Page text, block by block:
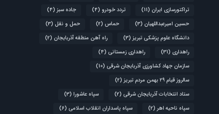
تراکتورسازی ایران (11) تردد خودرو (4) جاده سبز (4)
حسین امیرعبداللهیان (3) حماس (2) حمل و نقل (3)
دانشگاه علوم پزشکی تبریز (3) راه آهن منطقه آذربایجان (2)
راهداری (31) راهداری زمستانی (4)
سازمان جهاد کشاورزی آذربایجان شرقی (10)
سالروز قیام ۲۹ بهمن مردم تبریز
(2)
ستاد انتخابات آذربایجان شرقی (2) سپاه عاشورا (3)
سپاه ناحیه اهر (2) سپاه پاسداران انقلاب اسلامی (6)